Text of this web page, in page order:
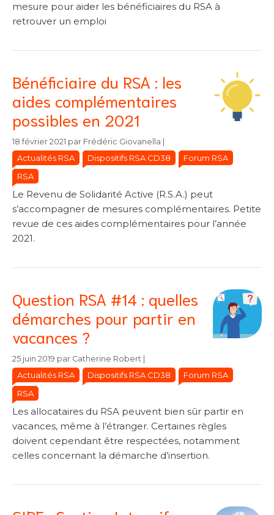
mesure pour aider les bénéficiaires du RSA à
retrouver un emploi
Bénéficiaire du RSA : les
aides complémentaires
possibles en 2021
18 février 2021 par Frédéric Giovanella
Actualités RSA Dispositifs RSA CD38
Forum RSA
RSA
Le Revenu de Solidarité Active (R.S.A.) peut
s’accompagner de mesures complémentaires. Petite
revue de ces aides complémentaires pour l’année
2021.
Question RSA #14 : quelles
démarches pour partir en
vacances ?
25 juin 2019 par Catherine Robert
Actualités RSA Dispositifs RSA CD38
Forum RSA
RSA
Les allocataires du RSA peuvent bien sûr partir en
vacances, même à l’étranger. Certaines règles
doivent cependant être respectées, notamment
celles concernant la démarche d’insertion.